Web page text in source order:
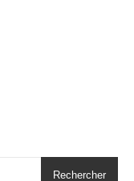
Rechercher